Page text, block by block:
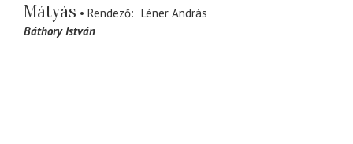
Mátyás
Rendező
Léner András
Báthory István